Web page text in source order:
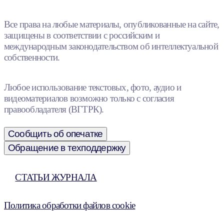
Все права на любые материалы, опубликованные на сайте,
защищены в соответствии с российским и
международным законодательством об интеллектуальной
собственности.
Любое использование текстовых, фото, аудио и
видеоматериалов возможно только с согласия
правообладателя (ВГТРК).
Сообщить об опечатке
Обращение в техподдержку
СТАТЬИ ЖУРНАЛА
Политика обработки файлов cookie